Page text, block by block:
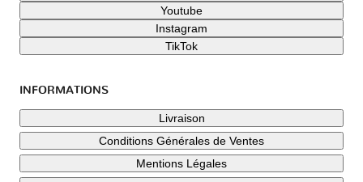
Youtube
Instagram
TikTok
INFORMATIONS
Livraison
Conditions Générales de Ventes
Mentions Légales